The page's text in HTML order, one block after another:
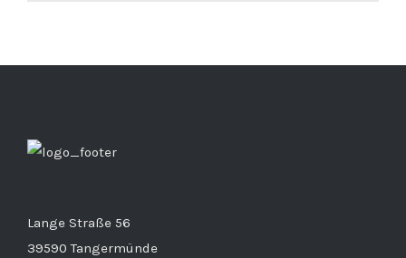
Lange Straße 56
39590 Tangermünde